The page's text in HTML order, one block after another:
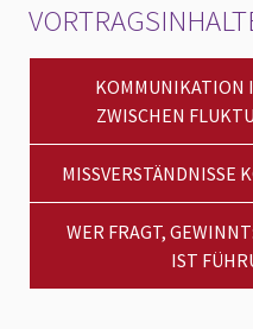
KOMMUNIKATION
ZWISCHEN
MISSVERSTÄNDNISSE
WER FRAGT,
IST